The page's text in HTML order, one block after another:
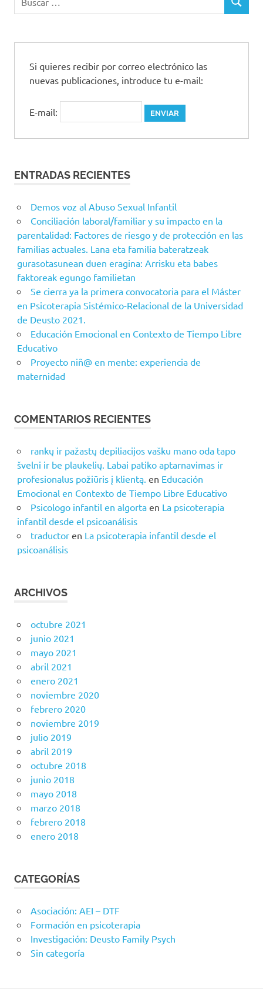
Si quieres recibir por correo electrónico las
nuevas publicaciones, introduce tu e-mail:
E-mail:
ENTRADAS RECIENTES
Demos voz al Abuso Sexual Infantil
Conciliación laboral/familiar y su impacto en la
parentalidad: Factores de riesgo y de protección en las
familias actuales. Lana eta familia bateratzeak
gurasotasunean duen eragina: Arrisku eta babes
faktoreak egungo familietan
Se cierra ya la primera convocatoria para el Máster
en Psicoterapia Sistémico-Relacional de la Universidad
de Deusto 2021.
Educación Emocional en Contexto de Tiempo Libre
Educativo
Proyecto niñ@ en mente: experiencia de
maternidad
COMENTARIOS RECIENTES
rankų ir pažastų depiliacijos vašku mano oda tapo
švelni ir be plaukelių. Labai patiko aptarnavimas ir
profesionalus požiūris į klientą. en Educación
Emocional en Contexto de Tiempo Libre Educativo
Psicologo infantil en algortaen La psicoterapia
infantil desde el psicoanálisis
traductoren La psicoterapia infantil desde el
psicoanálisis
ARCHIVOS
octubre 2021
junio 2021
mayo 2021
abril 2021
enero 2021
noviembre 2020
febrero 2020
noviembre 2019
julio 2019
abril 2019
octubre 2018
junio 2018
mayo 2018
marzo 2018
febrero 2018
enero 2018
CATEGORÍAS
Asociación: AEI – DTF
Formación en psicoterapia
Investigación: Deusto Family Psych
Sin categoría